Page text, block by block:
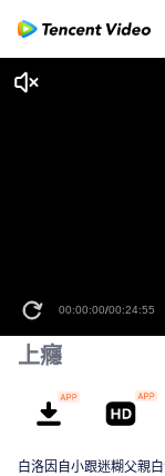
00:00:00/00:24:55
上癮
白洛因自小跟迷糊父親